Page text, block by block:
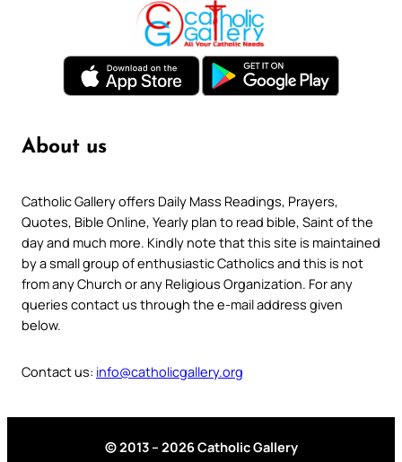
About us
Catholic Gallery offers Daily Mass Readings, Prayers,
Quotes, Bible Online, Yearly plan to read bible, Saint of the
day and much more. Kindly note that this site is maintained
by a small group of enthusiastic Catholics and this is not
from any Church or any Religious Organization. For any
queries contact us through the e-mail address given
below.
Contact us: info@catholicgallery.org
© 2013 – 2026 Catholic Gallery